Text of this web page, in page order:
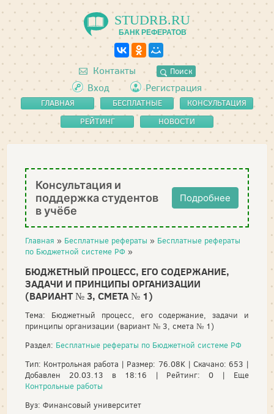
STUDRB.RU
БАНК РЕФЕРАТОВ
Контакты Поиск
Вход Регистрация
ГЛАВНАЯ
БЕСПЛАТНЫЕ
РЕФЕРАТЫ
КОНСУЛЬТАЦИЯ
РЕЙТИНГ
НОВОСТИ
Консультация и
поддержка студентов
в учёбе
Подробнее
Главная » Бесплатные рефераты » Бесплатные рефераты
по Бюджетной системе РФ »
БЮДЖЕТНЫЙ ПРОЦЕСС, ЕГО СОДЕРЖАНИЕ,
ЗАДАЧИ И ПРИНЦИПЫ ОРГАНИЗАЦИИ
(ВАРИАНТ № 3, СМЕТА № 1)
Тема: Бюджетный процесс, его содержание, задачи и
принципы организации (вариант № 3, смета № 1)
Раздел: Бесплатные рефераты по Бюджетной системе РФ
Тип: Контрольная работа | Размер: 76.08K | Скачано: 653 |
Добавлен 20.03.13 в 18:16 | Рейтинг: 0 | Еще
Контрольные работы
Вуз: Финансовый университет